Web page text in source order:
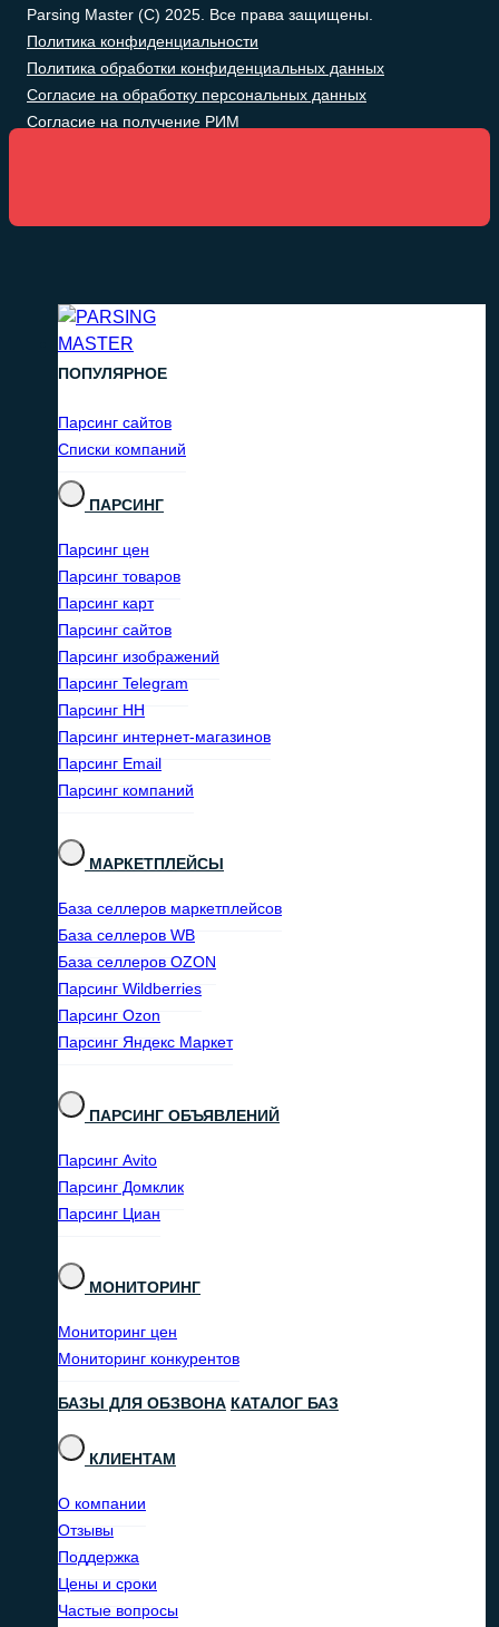
Parsing Master (C) 2025. Все права защищены.
Политика конфиденциальности
Политика обработки конфиденциальных данных
Согласие на обработку персональных данных
Согласие на получение РИМ
ПОПУЛЯРНОЕ
Парсинг сайтов
Списки компаний
ПАРСИНГ
Парсинг цен
Парсинг товаров
Парсинг карт
Парсинг сайтов
Парсинг изображений
Парсинг Telegram
Парсинг HH
Парсинг интернет-магазинов
Парсинг Email
Парсинг компаний
МАРКЕТПЛЕЙСЫ
База селлеров маркетплейсов
База селлеров WB
База селлеров OZON
Парсинг Wildberries
Парсинг Ozon
Парсинг Яндекс Маркет
ПАРСИНГ ОБЪЯВЛЕНИЙ
Парсинг Avito
Парсинг Домклик
Парсинг Циан
МОНИТОРИНГ
Мониторинг цен
Мониторинг конкурентов
БАЗЫ ДЛЯ ОБЗВОНА КАТАЛОГ БАЗ
КЛИЕНТАМ
О компании
Отзывы
Поддержка
Цены и сроки
Частые вопросы